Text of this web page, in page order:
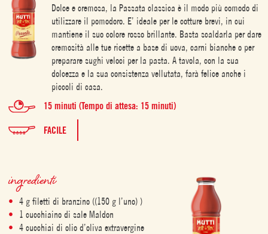
Dolce e cremosa, la Passata classica è il modo più comodo di
utilizzare il pomodoro. E’ ideale per le cotture brevi, in cui
mantiene il suo colore rosso brillante. Basta scaldarla per dare
cremosità alle tue ricette a base di uova, carni bianche o per
preparare sughi veloci per la pasta. A tavola, con la sua
dolcezza e la sua consistenza vellutata, farà felice anche i
piccoli di casa.
15 minuti (Tempo di attesa: 15 minuti)
FACILE
ingredienti
4 g filetti di branzino ((150 g l’uno) )
1 cucchiaino di sale Maldon
4 cucchiai di olio d’oliva extravergine